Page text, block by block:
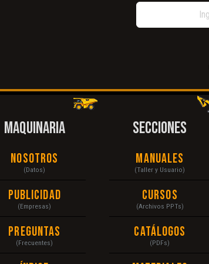
MAQUINARIA
Nosotros
(Datos)
Publicidad
(Empresas)
Preguntas
(Frecuentes)
SECCIONES
Manuales
(Taller y Usuario)
Cursos
(Archivos PPTs)
Catálogos
(PDFs)